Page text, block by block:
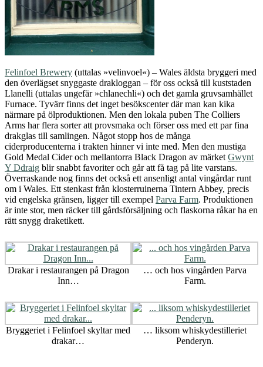
Felinfoel Brewery (uttalas »velinvoel«) – Wales äldsta bryggeri med
den överlägset snyggaste drakloggan – för oss också till kuststaden
Llanelli (uttalas ungefär »chlanechli«) och det gamla gruvsamhället
Furnace. Tyvärr finns det inget besökscenter där man kan kika
närmare på ölproduktionen. Men den lokala puben The Colliers
Arms har flera sorter att provsmaka och förser oss med ett par fina
drakglas till samlingen. Något stopp hos de många
ciderproducenterna i trakten hinner vi inte med. Men den mustiga
Gold Medal Cider och mellantorra Black Dragon av märket Gwynt
Y Ddraig blir snabbt favoriter och går att få tag på lite varstans.
Överraskande nog finns det också ett ansenligt antal vingårdar runt
om i Wales. Ett stenkast från klosterruinerna Tintern Abbey, precis
vid engelska gränsen, ligger till exempel Parva Farm. Produktionen
är inte stor, men räcker till gårdsförsäljning och flaskorna råkar ha en
rätt snygg draketikett.
Drakar i restaurangen på Dragon
Inn…
… och hos vingården Parva
Farm.
Bryggeriet i Felinfoel skyltar med
drakar…
… liksom whiskydestilleriet
Penderyn.